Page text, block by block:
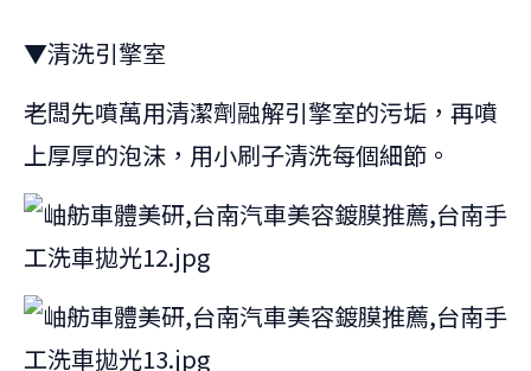
▼清洗引擎室
老闆先噴萬用清潔劑融解引擎室的污垢，再噴
上厚厚的泡沫，用小刷子清洗每個細節。